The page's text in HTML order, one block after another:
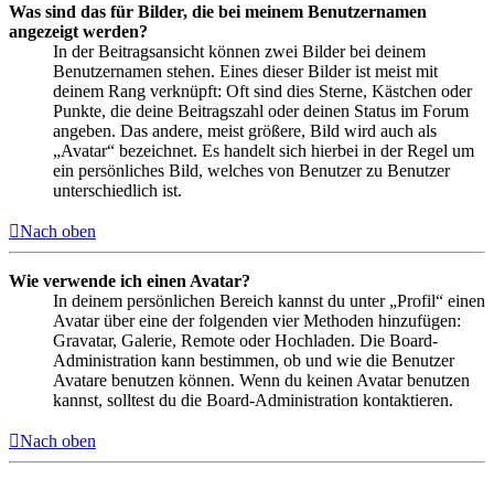
Was sind das für Bilder, die bei meinem Benutzernamen
angezeigt werden?
In der Beitragsansicht können zwei Bilder bei deinem
Benutzernamen stehen. Eines dieser Bilder ist meist mit
deinem Rang verknüpft: Oft sind dies Sterne, Kästchen oder
Punkte, die deine Beitragszahl oder deinen Status im Forum
angeben. Das andere, meist größere, Bild wird auch als
„Avatar“ bezeichnet. Es handelt sich hierbei in der Regel um
ein persönliches Bild, welches von Benutzer zu Benutzer
unterschiedlich ist.
Nach oben
Wie verwende ich einen Avatar?
In deinem persönlichen Bereich kannst du unter „Profil“ einen
Avatar über eine der folgenden vier Methoden hinzufügen:
Gravatar, Galerie, Remote oder Hochladen. Die Board-
Administration kann bestimmen, ob und wie die Benutzer
Avatare benutzen können. Wenn du keinen Avatar benutzen
kannst, solltest du die Board-Administration kontaktieren.
Nach oben